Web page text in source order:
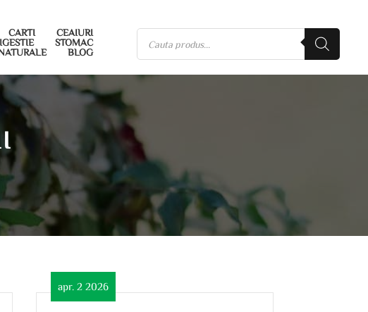
CARTI
CEAIURI
STOMAC
BLOG
apr. 2 2026